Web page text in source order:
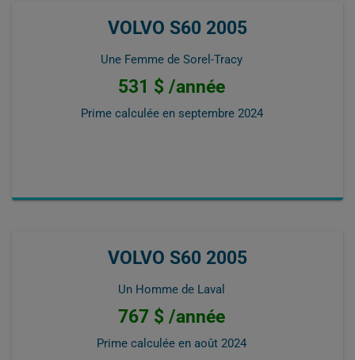
VOLVO S60 2005
Une Femme de Sorel-Tracy
531 $ /année
Prime calculée en septembre 2024
VOLVO S60 2005
Un Homme de Laval
767 $ /année
Prime calculée en août 2024